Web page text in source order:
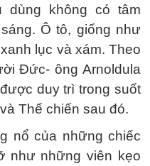
dùng không có tâm
Ô tô, giống như
lục và xám. Theo
Đức- ông Arnoldula
duy trì trong suốt
Thế chiến sau đó.
nổ của những chiếc
như những viên kẹo